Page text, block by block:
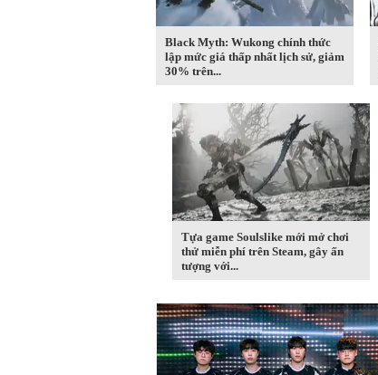
Black Myth: Wukong chính thức
lập mức giá thấp nhất lịch sử, giảm
30% trên...
Tựa game Soulslike mới mở chơi
thử miễn phí trên Steam, gây ấn
tượng với...